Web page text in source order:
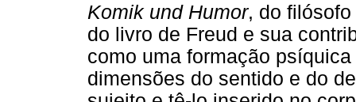
Komik und Humor, do
do livro de Freud e sua
como uma formação
dimensões do sentido e do